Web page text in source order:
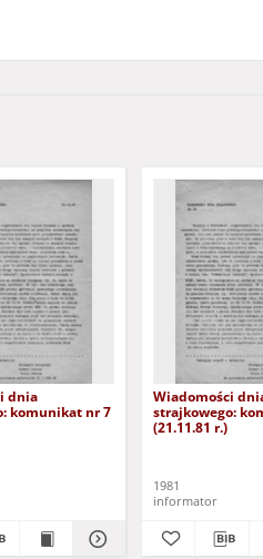
dnia
komunikat nr 7
Wiadomości
strajkowego:
(21.11.81 r.)
1981
informator